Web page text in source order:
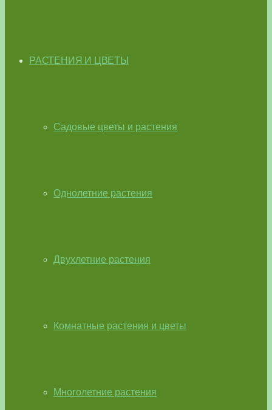
РАСТЕНИЯ И ЦВЕТЫ
Садовые цветы и растения
Однолетние растения
Двухлетние растения
Комнатные растения и цветы
Многолетние растения